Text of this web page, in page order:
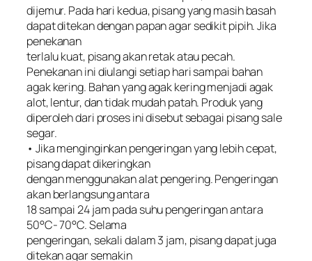
dijemur. Pada hari kedua, pisang yang masih basah
dapat ditekan dengan papan agar sedikit pipih. Jika
penekanan
terlalu kuat, pisang akan retak atau pecah.
Penekanan ini diulangi setiap hari sampai bahan
agak kering. Bahan yang agak kering menjadi agak
alot, lentur, dan tidak mudah patah. Produk yang
diperoleh dari proses ini disebut sebagai pisang sale
segar.
• Jika menginginkan pengeringan yang lebih cepat,
pisang dapat dikeringkan
dengan menggunakan alat pengering. Pengeringan
akan berlangsung antara
18 sampai 24 jam pada suhu pengeringan antara
50°C- 70°C. Selama
pengeringan, sekali dalam 3 jam, pisang dapat juga
ditekan agar semakin